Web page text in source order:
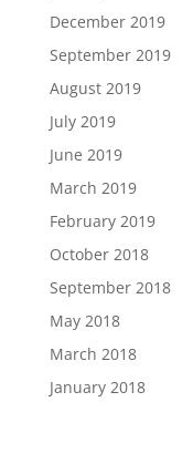
December 2019
September 2019
August 2019
July 2019
June 2019
March 2019
February 2019
October 2018
September 2018
May 2018
March 2018
January 2018